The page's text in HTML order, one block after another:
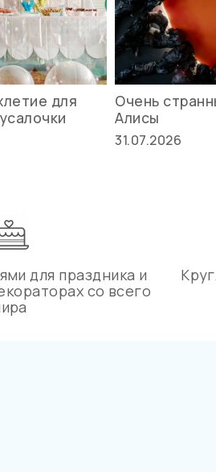
для
Очень
Алисы
31.07.2026
для праздника и
со всего